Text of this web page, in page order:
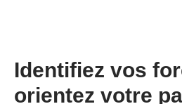
Identifiez vos
orientez votre